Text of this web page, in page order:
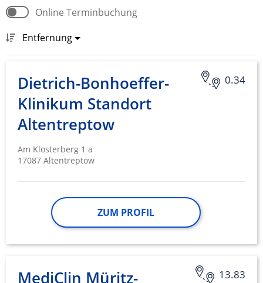
Online Terminbuchung
Entfernung
0.34
Dietrich-Bonhoeffer-
Klinikum Standort
Altentreptow
Am Klosterberg 1 a
17087 Altentreptow
ZUM PROFIL
13.83
MediClin Müritz-